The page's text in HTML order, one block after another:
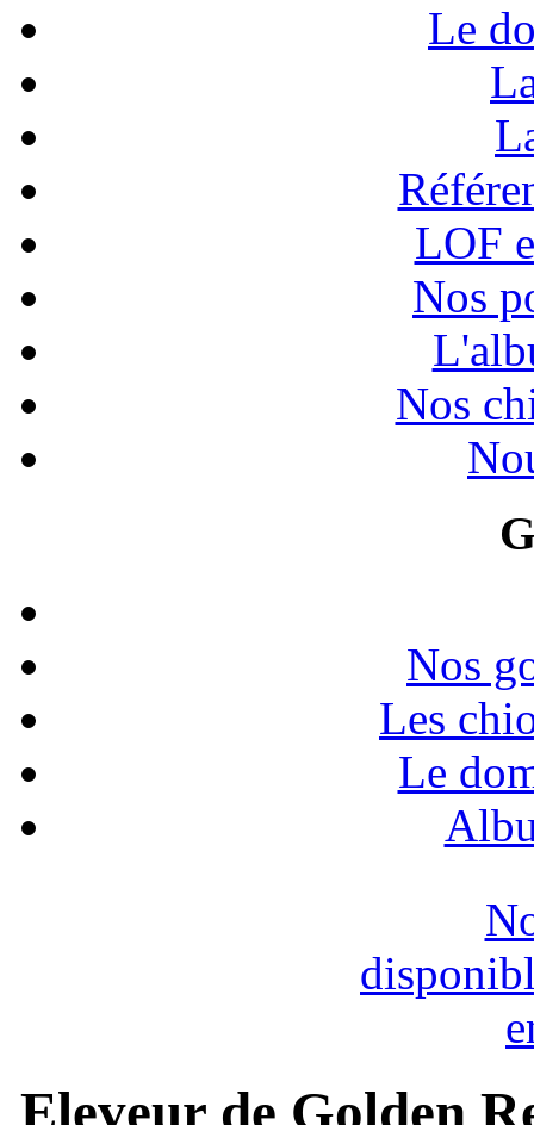
Le
LOF
Nos
Nos
Nos
Les
Le
Eleveur de Golden